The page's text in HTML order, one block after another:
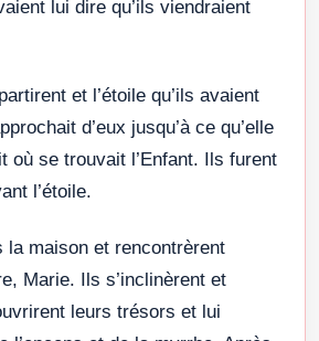
lui dire qu’ils viendraient
et l’étoile qu’ils avaient
d’eux jusqu’à ce qu’elle
où se trouvait l’Enfant. Ils furent
l’étoile.
la maison et rencontrèrent
Marie. Ils s’inclinèrent et
leurs trésors et lui